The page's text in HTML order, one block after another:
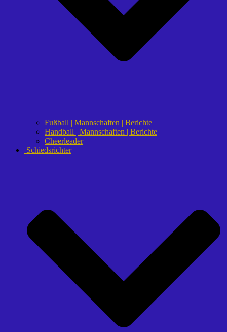
Fußball | Mannschaften | Berichte
Handball | Mannschaften | Berichte
Cheerleader
Schiedsrichter